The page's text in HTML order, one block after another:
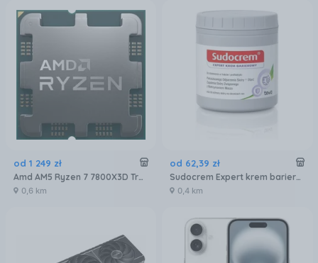
od 1 249 zł
Amd AM5 Ryzen 7 7800X3D Tray 4,2GHz (100000000910)
0,6 km
od 62,39 zł
Sudocrem Expert krem barierowy 400g
0,4 km